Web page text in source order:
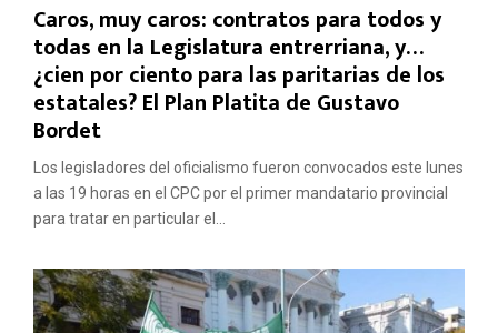
Caros, muy caros: contratos para todos y
todas en la Legislatura entrerriana, y…
¿cien por ciento para las paritarias de los
estatales? El Plan Platita de Gustavo
Bordet
Los legisladores del oficialismo fueron convocados este lunes
a las 19 horas en el CPC por el primer mandatario provincial
para tratar en particular el...